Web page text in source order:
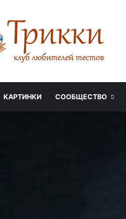
КАРТИНКИ СООБЩЕСТВО